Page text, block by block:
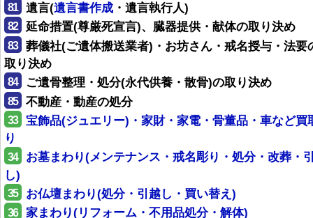
81 遺言(遺言書作成 ・遺言執行人)
82 延命措置(尊厳死宣言)、臓器提供・献体の取り決め
83
葬儀社(ご遺体搬送業者)・お坊さん・戒名授与・法要
取り決め
84 ご遺骨整理・処分(永代供養・散骨)の取り決め
85 不動産・動産の処分
33
宝飾品(ジュエリー)・家財・家電・骨董品・車など買
り
34
お墓まわり(メンテナンス・戒名彫り・処分・改葬・
し)
35 お仏壇まわり(処分・引越し・買い替え)
36 家まわり(リフォーム・不用品処分・解体)